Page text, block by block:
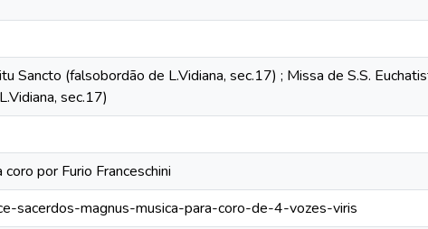
Sancto (falsobordão de L.Vidiana, sec.17) ; Missa de S.S.
sec.17)
por Furio Franceschini
sacerdos-magnus-musica-para-coro-de-4-vozes-viris